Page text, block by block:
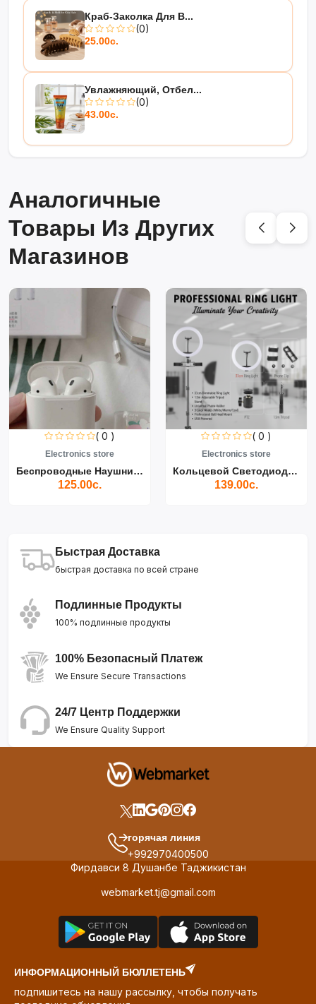
Краб-Заколка Для В...
(0)
25.00с.
Увлажняющий, Отбел...
(0)
43.00с.
Аналогичные
Товары Из Других
Магазинов
( 0 )
Electronics store
Беспроводные Наушники Air...
125.00с.
( 0 )
Electronics store
Кольцевой Светодиодный Св...
139.00с.
Быстрая Доставка
быстрая доставка по всей стране
Подлинные Продукты
100% подлинные продукты
100% Безопасный Платеж
We Ensure Secure Transactions
24/7 Центр Поддержки
We Ensure Quality Support
горячая линия
+992970400500
Фирдавси 8 Душанбе Таджикистан
webmarket.tj@gmail.com
ИНФОРМАЦИОННЫЙ БЮЛЛЕТЕНЬ
подпишитесь на нашу рассылку, чтобы получать